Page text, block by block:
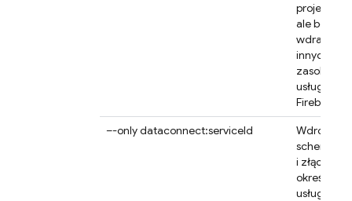
projekcie,
ale bez
wdrażania
innych
zasobów
usług
Firebase.
–-only dataconnect:serviceId
Wdróż
schemat
i złącza dla
określonej
usługi